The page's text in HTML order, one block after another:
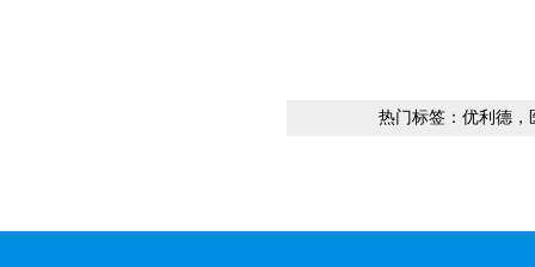
热门标签：优利德，